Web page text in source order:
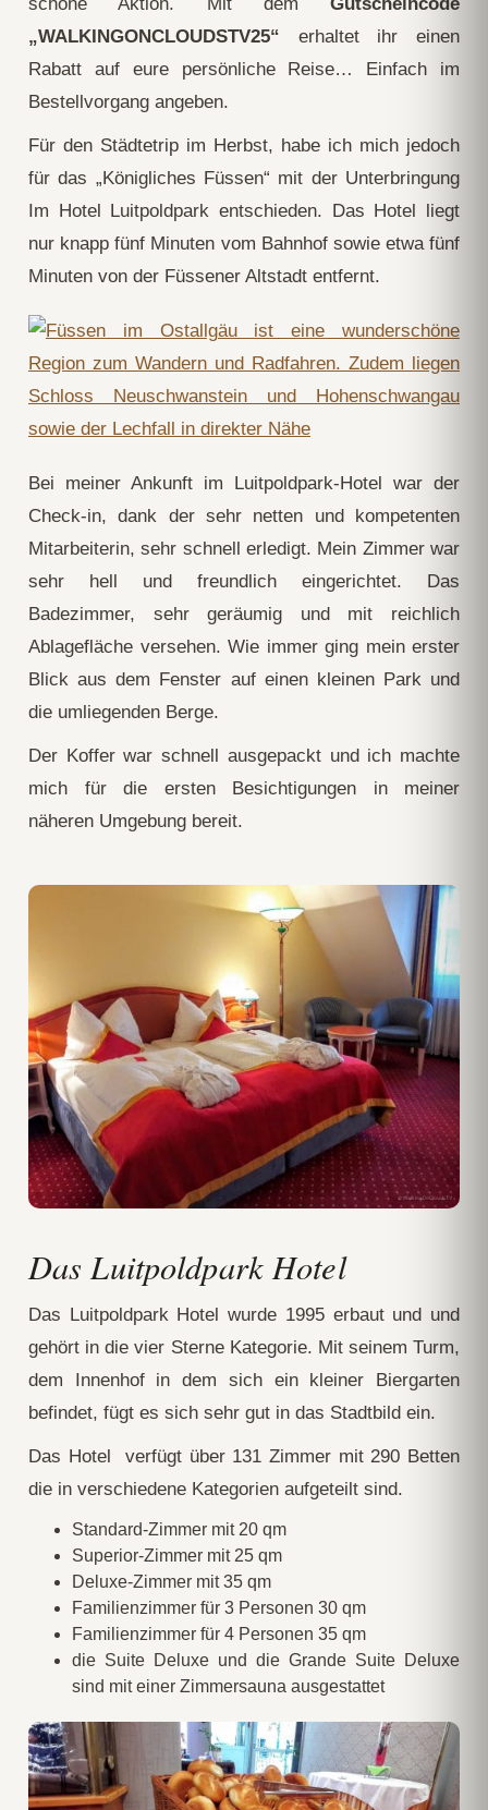
„WALKINGONCLOUDSTV25“ erhaltet ihr einen
Rabatt auf eure persönliche Reise… Einfach im
Bestellvorgang angeben.
Für den Städtetrip im Herbst, habe ich mich jedoch
für das „Königliches Füssen“ mit der Unterbringung
Im Hotel Luitpoldpark entschieden. Das Hotel liegt
nur knapp fünf Minuten vom Bahnhof sowie etwa fünf
Minuten von der Füssener Altstadt entfernt.
Bei meiner Ankunft im Luitpoldpark-Hotel war der
Check-in, dank der sehr netten und kompetenten
Mitarbeiterin, sehr schnell erledigt. Mein Zimmer war
sehr hell und freundlich eingerichtet. Das
Badezimmer, sehr geräumig und mit reichlich
Ablagefläche versehen. Wie immer ging mein erster
Blick aus dem Fenster auf einen kleinen Park und
die umliegenden Berge.
Der Koffer war schnell ausgepackt und ich machte
mich für die ersten Besichtigungen in meiner
näheren Umgebung bereit.
Das Luitpoldpark Hotel
Das Luitpoldpark Hotel wurde 1995 erbaut und und
gehört in die vier Sterne Kategorie. Mit seinem Turm,
dem Innenhof in dem sich ein kleiner Biergarten
befindet, fügt es sich sehr gut in das Stadtbild ein.
Das Hotel verfügt über 131 Zimmer mit 290 Betten
die in verschiedene Kategorien aufgeteilt sind.
Standard-Zimmer mit 20 qm
Superior-Zimmer mit 25 qm
Deluxe-Zimmer mit 35 qm
Familienzimmer für 3 Personen 30 qm
Familienzimmer für 4 Personen 35 qm
die Suite Deluxe und die Grande Suite Deluxe
sind mit einer Zimmersauna ausgestattet